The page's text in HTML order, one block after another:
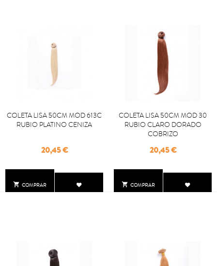
 COMPRAR
COLETA LISA 50CM MOD 613C
RUBIO PLATINO CENIZA
Precio
20,45 €
 COMPRAR
COLETA LISA 50CM MOD 30
RUBIO CLARO DORADO
COBRIZO
Precio
20,45 €